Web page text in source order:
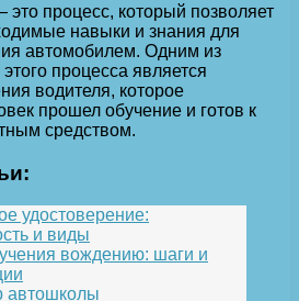
процесс, который позволяет
навыки и знания для
автомобилем. Одним из
процесса является
водителя, которое
прошел обучение и готов к
средством.
удостоверение:
и виды
вождению: шаги и
автошколы